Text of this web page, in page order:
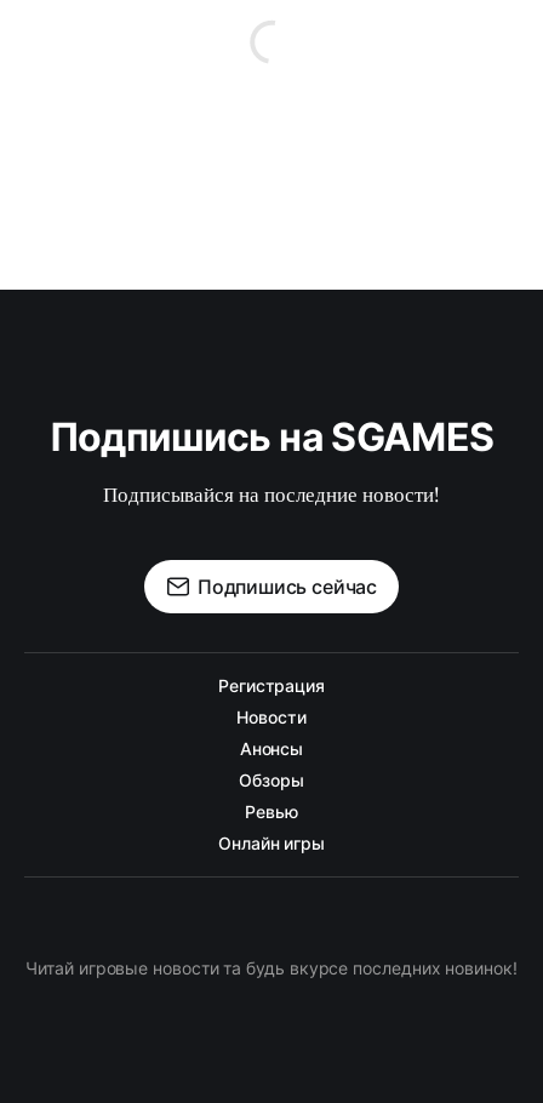
Подпишись на SGAMES
Подписывайся на последние новости!
Подпишись сейчас
Регистрация
Новости
Анонсы
Обзоры
Ревью
Онлайн игры
Читай игровые новости та будь вкурсе последних новинок!